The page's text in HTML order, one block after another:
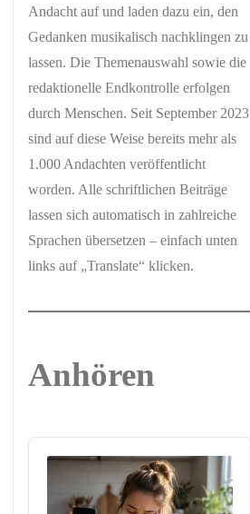
Andacht auf und laden dazu ein, den
Gedanken musikalisch nachklingen zu
lassen. Die Themenauswahl sowie die
redaktionelle Endkontrolle erfolgen
durch Menschen. Seit September 2023
sind auf diese Weise bereits mehr als
1.000 Andachten veröffentlicht
worden. Alle schriftlichen Beiträge
lassen sich automatisch in zahlreiche
Sprachen übersetzen – einfach unten
links auf „Translate“ klicken.
Anhören
Audio
Player